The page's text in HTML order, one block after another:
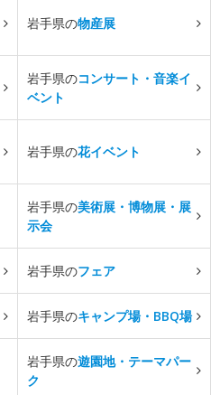
岩手県の物産展
岩手県のコンサート・音楽イ
ベント
岩手県の花イベント
岩手県の美術展・博物展・展
示会
岩手県のフェア
岩手県のキャンプ場・BBQ場
岩手県の遊園地・テーマパー
ク